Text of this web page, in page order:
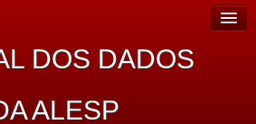
DOS DADOS
ALESP